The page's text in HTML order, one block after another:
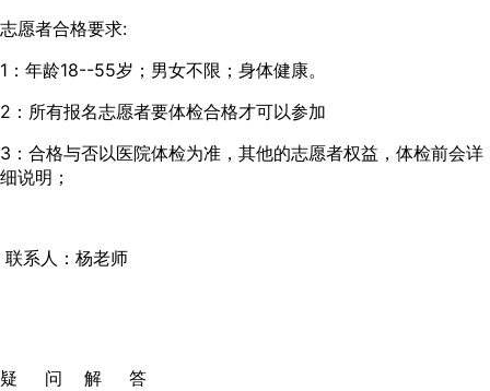
志愿者合格要求:
1：年龄18--55岁；男女不限；身体健康。
2：所有报名志愿者要体检合格才可以参加
3：合格与否以医院体检为准，其他的志愿者权益，体检前会详
细说明；
联系人：杨老师
疑 问 解 答